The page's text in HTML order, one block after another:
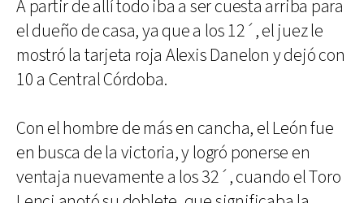
A partir de allí todo iba a ser cuesta arriba para
el dueño de casa, ya que a los 12´, el juez le
mostró la tarjeta roja Alexis Danelon y dejó con
10 a Central Córdoba.
Con el hombre de más en cancha, el León fue
en busca de la victoria, y logró ponerse en
ventaja nuevamente a los 32´, cuando el Toro